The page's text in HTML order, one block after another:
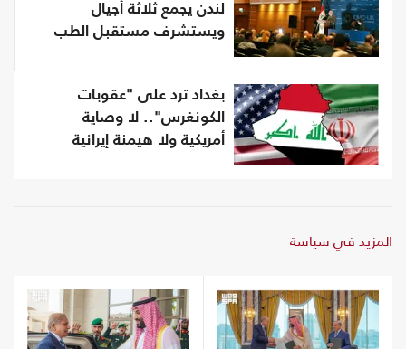
لندن يجمع ثلاثة أجيال
ويستشرف مستقبل الطب
بغداد ترد على "عقوبات
الكونغرس".. لا وصاية
أمريكية ولا هيمنة إيرانية
المزيد في سياسة